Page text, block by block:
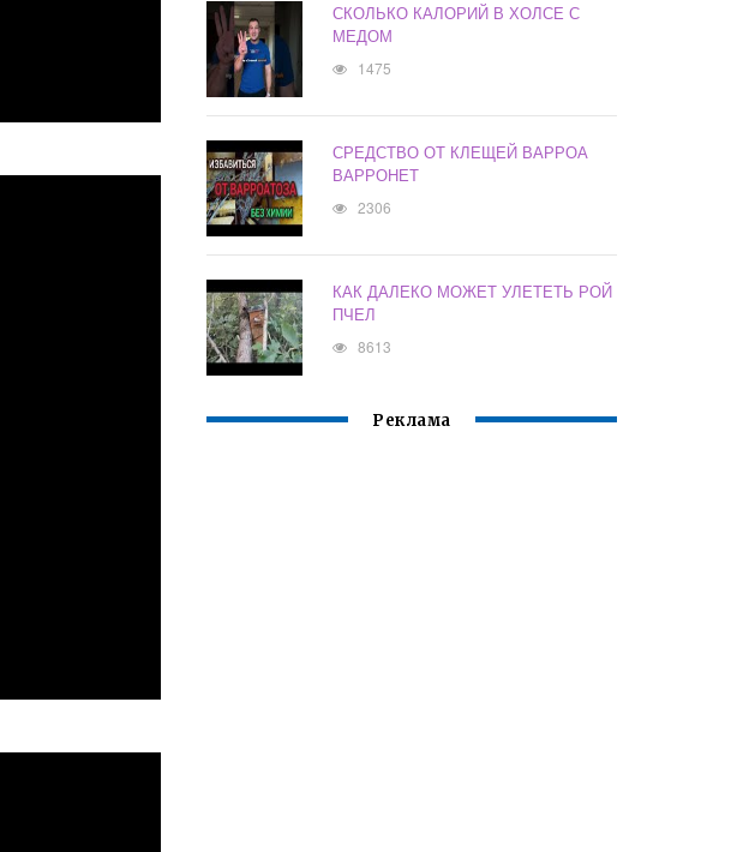
СКОЛЬКО КАЛОРИЙ В ХОЛСЕ С
МЕДОМ
1475
СРЕДСТВО ОТ КЛЕЩЕЙ ВАРРОА
ВАРРОНЕТ
2306
КАК ДАЛЕКО МОЖЕТ УЛЕТЕТЬ РОЙ
ПЧЕЛ
8613
Реклама